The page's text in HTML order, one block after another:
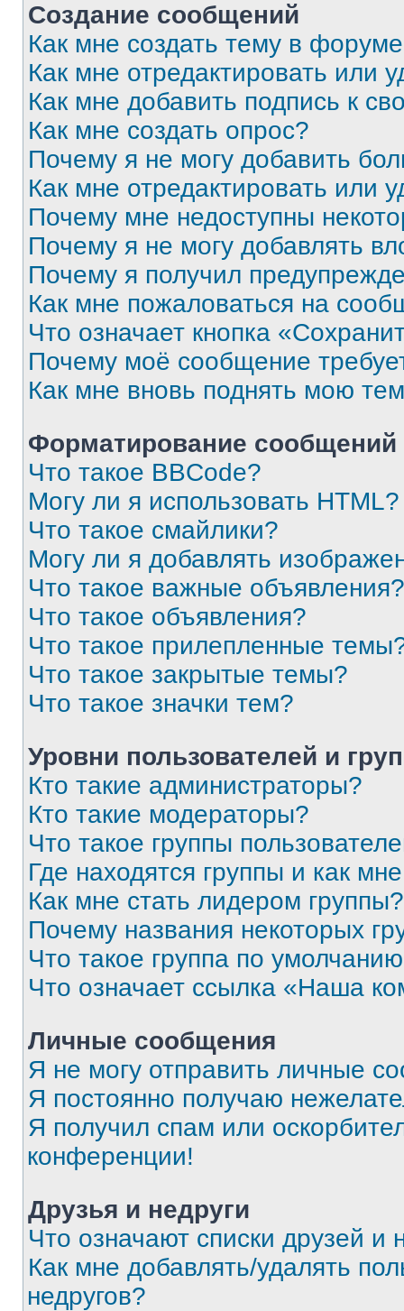
Создание сообщений
Как мне создать тему в
Как мне отредактировать или
Как мне добавить подпись к
Как мне создать опрос?
Почему я не могу добавить
Как мне отредактировать или
Почему мне недоступны
Почему я не могу добавлять
Почему я получил
Как мне пожаловаться на
Что означает кнопка
Почему моё сообщение
Как мне вновь поднять мою
Форматирование
Что такое BBCode?
Могу ли я использовать HTML?
Что такое смайлики?
Могу ли я добавлять
Что такое важные объявления?
Что такое объявления?
Что такое прилепленные
Что такое закрытые темы?
Что такое значки тем?
Уровни пользователей и
Кто такие администраторы?
Кто такие модераторы?
Что такое группы
Где находятся группы и как
Как мне стать лидером группы?
Почему названия некоторых
Что такое группа по
Что означает ссылка «Наша
Личные сообщения
Я не могу отправить личные
Я постоянно получаю
Я получил спам или
конференции!
Друзья и недруги
Что означают списки друзей и
Как мне добавлять/удалять
недругов?